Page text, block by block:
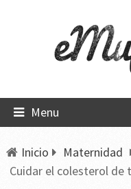
Menu
Inicio
Maternidad
Cuidar el colesterol de